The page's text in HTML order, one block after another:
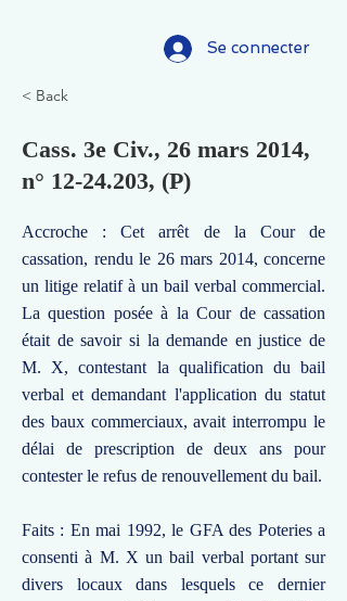
Se connecter
< Back
Cass. 3e Civ., 26 mars 2014,
n° 12-24.203, (P)
Accroche : Cet arrêt de la Cour de
cassation, rendu le 26 mars 2014, concerne
un litige relatif à un bail verbal commercial.
La question posée à la Cour de cassation
était de savoir si la demande en justice de
M. X, contestant la qualification du bail
verbal et demandant l'application du statut
des baux commerciaux, avait interrompu le
délai de prescription de deux ans pour
contester le refus de renouvellement du bail.
Faits : En mai 1992, le GFA des Poteries a
consenti à M. X un bail verbal portant sur
divers locaux dans lesquels ce dernier